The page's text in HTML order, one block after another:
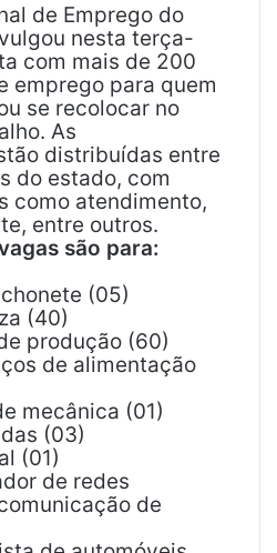
a
l
de Emprego do
nesta terça-
com mais de 200
emprego para quem
se recolocar no
As
distribuídas entre
do estado, com
como atendimento,
entre outros.
são para:
(05)
(40)
produção (60)
de alimentação
mecânica (01)
(03)
(01)
de redes
de